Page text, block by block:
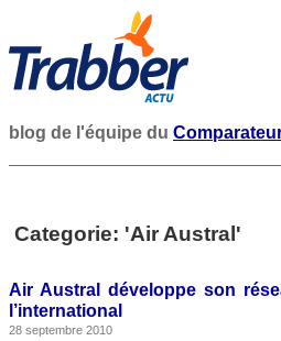
blog de l'équipe du
Categorie: 'Air Austral'
Air Austral développe son
l’international
28 septembre 2010